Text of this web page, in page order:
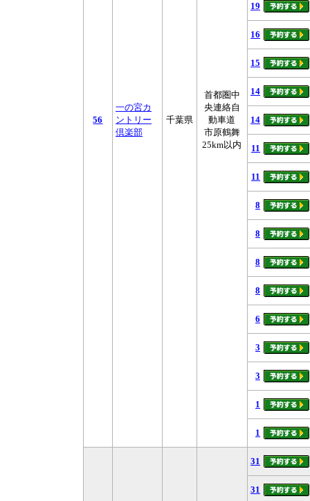
56
一の宮カ
ントリー
倶楽部
千葉県
首都圏中
央連絡自
動車道
市原鶴舞
25km以内
19
16
15
14
14
11
11
8
8
8
8
6
3
3
1
1
31
31